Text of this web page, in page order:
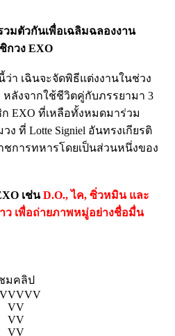
มตัวกันเพื่อเฉลิมฉลองงาน
กวง EXO
า เฉินจะจัดพิธีแต่งงานในช่วง
ลังจากใช้ชีวิตคู่กับภรรยามา 3
EXO ที่เหลือทั้งหมดมาร่วม
ที่ Lotte Signiel อันทรงเกียรติ
ชการทหารโดยเป็นส่วนหนึ่งของ
เช่นD.O., ไค, ซิ่วหมิน และ
ว เพื่อถ่ายภาพหมู่อย่างชื่อมื่น
มคลิป
VV
VV
VV